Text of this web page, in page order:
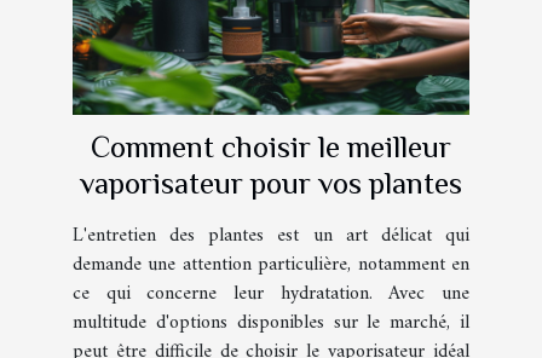
Comment choisir le meilleur
vaporisateur pour vos plantes
L'entretien des plantes est un art délicat qui
demande une attention particulière, notamment en
ce qui concerne leur hydratation. Avec une
multitude d'options disponibles sur le marché, il